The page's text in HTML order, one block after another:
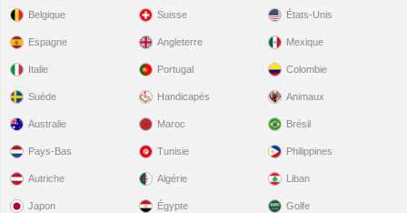
Belgique
Espagne
Italie
Suède
Suisse
Angleterre
Portugal
Handicapés
États-Unis
Mexique
Colombie
Animaux
Australie
Pays-Bas
Autriche
Japon
Maroc
Tunisie
Algérie
Égypte
Brésil
Philippines
Liban
Golfe